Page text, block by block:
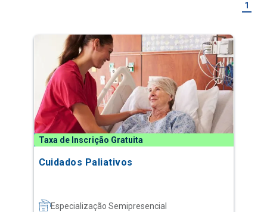
1
Taxa de Inscrição Gratuita
Cuidados Paliativos
Especialização Semipresencial